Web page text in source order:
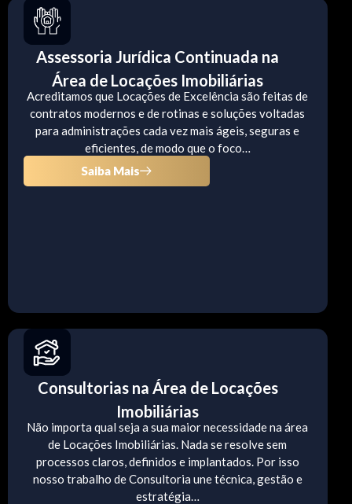
Assessoria Jurídica Continuada na
Área de Locações Imobiliárias
Acreditamos que Locações de Excelência são feitas de
contratos modernos e de rotinas e soluções voltadas
para administrações cada vez mais ágeis, seguras e
eficientes, de modo que o foco…
Saiba Mais
Consultorias na Área de Locações
Imobiliárias
Não importa qual seja a sua maior necessidade na área
de Locações Imobiliárias. Nada se resolve sem
processos claros, definidos e implantados. Por isso
nosso trabalho de Consultoria une técnica, gestão e
estratégia…